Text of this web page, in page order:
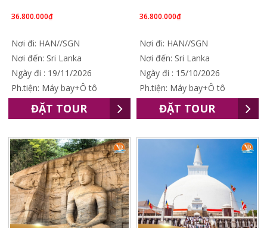
36.800.000₫
Nơi đi: HAN//SGN
Nơi đến: Sri Lanka
Ngày đi : 19/11/2026
Ph.tiện: Máy bay+Ô tô
ĐẶT TOUR
36.800.000₫
Nơi đi: HAN//SGN
Nơi đến: Sri Lanka
Ngày đi : 15/10/2026
Ph.tiện: Máy bay+Ô tô
ĐẶT TOUR